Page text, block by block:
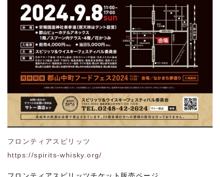
フロンティアスピリッツ
https://spirits-whisky.org/
フロンティアスピリッツチケット販売ページ